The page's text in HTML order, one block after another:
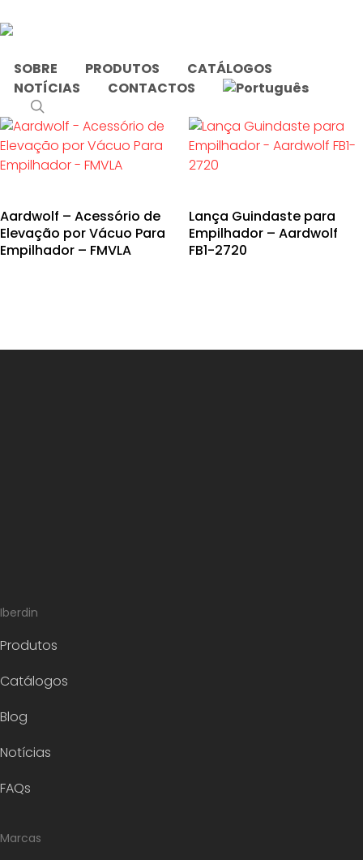
to
content
SOBRE PRODUTOS
CATÁLOGOS
NOTÍCIAS
CONTACTOS
Início Produtos etiquetados com “empilhador”
Aardwolf – Acessório de
Elevação por Vácuo Para
Empilhador – FMVLA
Lança Guindaste para
Empilhador – Aardwolf
FB1-2720
Iberdin
Produtos
Catálogos
Blog
Notícias
FAQs
Marcas